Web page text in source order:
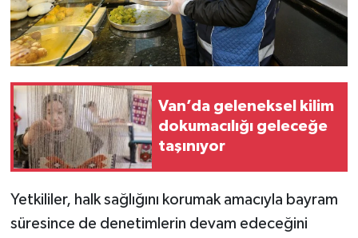
Van’da geleneksel kilim
dokumacılığı geleceğe
taşınıyor
Yetkililer, halk sağlığını korumak amacıyla bayram
süresince de denetimlerin devam edeceğini